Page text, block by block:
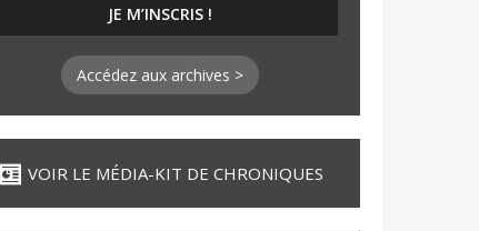
Accédez aux archives >
VOIR LE MÉDIA-KIT DE CHRONIQUES